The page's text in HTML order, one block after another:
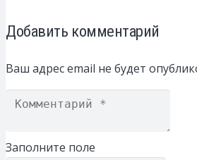
Добавить комментарий
Ваш адрес email не будет
Заполните поле